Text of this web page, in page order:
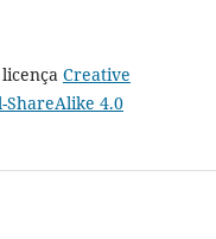
Creative
4.0